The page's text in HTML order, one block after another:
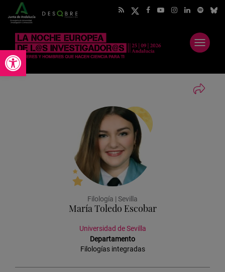
Abrir barra de herramientas
Abrir
menú
Filología | Sevilla
María Toledo Escobar
Universidad de Sevilla
Departamento
Filologías integradas